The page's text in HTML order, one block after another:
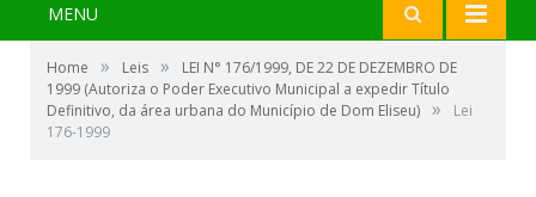
MENU
Home » Leis »
LEI N° 176/1999, DE 22 DE DEZEMBRO DE
1999 (Autoriza o Poder Executivo Municipal a expedir Título
Definitivo, da área urbana do Município de Dom Eliseu) »
Lei
176-1999